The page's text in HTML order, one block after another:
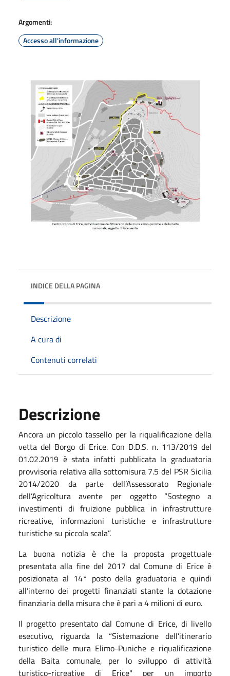
Argomenti:
Accesso all'informazione
INDICE DELLA PAGINA
Descrizione
A cura di
Contenuti correlati
Descrizione
Ancora un piccolo tassello per la riqualificazione della
vetta del Borgo di Erice. Con D.D.S. n. 113/2019 del
01.02.2019 è stata infatti pubblicata la graduatoria
provvisoria relativa alla sottomisura 7.5 del PSR Sicilia
2014/2020 da parte dell’Assessorato Regionale
dell’Agricoltura avente per oggetto “Sostegno a
investimenti di fruizione pubblica in infrastrutture
ricreative, informazioni turistiche e infrastrutture
turistiche su piccola scala”.
La buona notizia è che la proposta progettuale
presentata alla fine del 2017 dal Comune di Erice è
posizionata al 14° posto della graduatoria e quindi
all’interno dei progetti finanziati stante la dotazione
finanziaria della misura che è pari a 4 milioni di euro.
Il progetto presentato dal Comune di Erice, di livello
esecutivo, riguarda la “Sistemazione dell’itinerario
turistico delle mura Elimo-Puniche e riqualificazione
della Baita comunale, per lo sviluppo di attività
turistico-ricreative di Erice" per un importo